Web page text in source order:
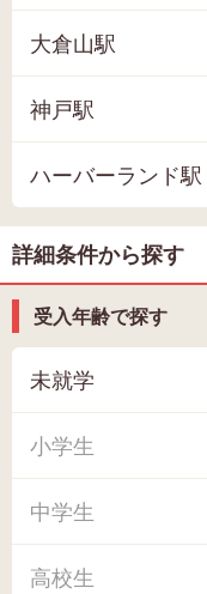
大倉山駅
神戸駅
ハーバーランド駅
詳細条件から探す
受入年齢で探す
未就学
小学生
中学生
高校生